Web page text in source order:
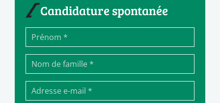
Candidature spontanée